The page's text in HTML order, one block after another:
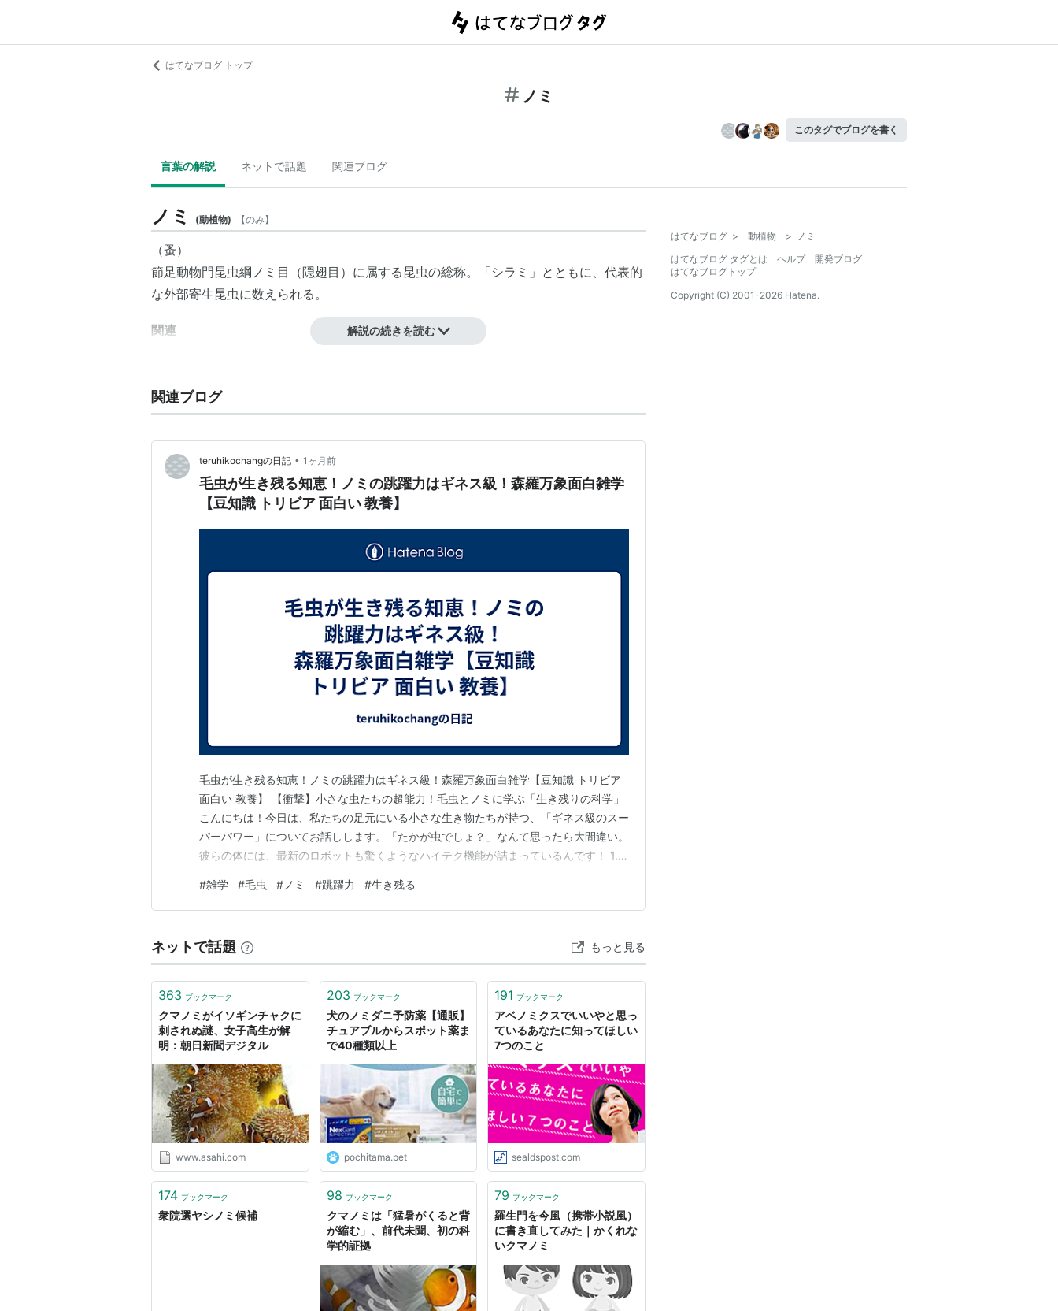
はてなブログ トップ
ノミ
このタグでブログを書く
言葉の解説 ネットで話題 関連ブログ
ノミ (動植物) 【のみ】
（蚤）
節足動物門昆虫綱ノミ目（隠翅目）に属する昆虫の総称。「シラミ 」とともに、代表的
な外部寄生昆虫に数えられる。
関連
関連語 リスト::動物 リスト::昆虫
解説の続きを読む
関連ブログ
teruhikochangの日記 • 1ヶ月前
毛虫が生き残る知恵！ノミの跳躍力はギネス級！森羅万象面白雑学
【豆知識 トリビア 面白い 教養】
毛虫が生き残る知恵！ノミの跳躍力はギネス級！森羅万象面白雑学【豆知識 トリビア
面白い 教養】 【衝撃】小さな虫たちの超能力！毛虫とノミに学ぶ「生き残りの科学」
こんにちは！今日は、私たちの足元にいる小さな生き物たちが持つ、「ギネス級のスー
パーパワー」についてお話しします。「たかが虫でしょ？」なんて思ったら大間違い。
彼らの体には、最新のロボットも驚くようなハイテク機能が詰まっているんです！ 1.
りません。実は、計算され尽くした「命を守るプログラム」に従って動いています。驚
異の成長スピード直径1mmの卵から生まれた…
#雑学 #毛虫 # ノミ #跳躍力 #生き残る
ネットで話題 もっと見る
363 ブックマーク
クマノミがイソギンチャクに
刺されぬ謎、女子高生が解
明：朝日新聞デジタル
www.asahi.com
203 ブックマーク
犬のノミダニ予防薬【通販】
チュアブルからスポット薬ま
で40種類以上
pochitama.pet
191 ブックマーク
アベノミクスでいいやと思っ
ているあなたに知ってほしい
7つのこと
sealdspost.com
174 ブックマーク
衆院選ヤシノミ候補
98 ブックマーク
クマノミは「猛暑がくると背
が縮む」、前代未聞、初の科
学的証拠
79 ブックマーク
羅生門を今風（携帯小説風）
に書き直してみた｜かくれな
いクマノミ
はてなブログ > 動植物 > ノミ
はてなブログ タグとは
ヘルプ
開発ブログ
はてなブログトップ
Copyright (C) 2001-2026 Hatena.